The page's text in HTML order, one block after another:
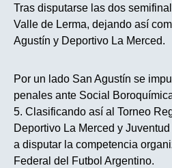
Tras disputarse las dos
Valle de Lerma, dejando así
Agustín y Deportivo La Merced.
Por un lado San Agustín se
penales ante Social
5. Clasificando así al Torneo
Deportivo La Merced y
a disputar la competencia
Federal del Futbol Argentino.